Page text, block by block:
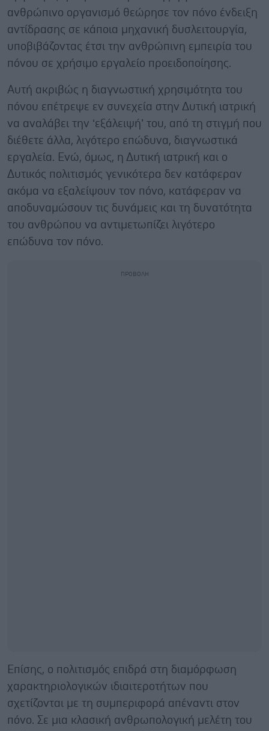
ανθρώπινο οργανισμό θεώρησε τον πόνο ένδειξη
αντίδρασης σε κάποια μηχανική δυσλειτουργία,
υποβιβάζοντας έτσι την ανθρώπινη εμπειρία του
πόνου σε χρήσιμο εργαλείο προειδοποίησης.
Αυτή ακριβώς η διαγνωστική χρησιμότητα του
πόνου επέτρεψε εν συνεχεία στην Δυτική ιατρική
να αναλάβει την ‘εξάλειψή’ του, από τη στιγμή που
διέθετε άλλα, λιγότερο επώδυνα, διαγνωστικά
εργαλεία. Ενώ, όμως, η Δυτική ιατρική και ο
Δυτικός πολιτισμός γενικότερα δεν κατάφεραν
ακόμα να εξαλείψουν τον πόνο, κατάφεραν να
αποδυναμώσουν τις δυνάμεις και τη δυνατότητα
του ανθρώπου να αντιμετωπίζει λιγότερο
επώδυνα τον πόνο.
Επίσης, ο πολιτισμός επιδρά στη διαμόρφωση
χαρακτηριολογικών ιδιαιτεροτήτων που
σχετίζονται με τη συμπεριφορά απέναντι στον
πόνο. Σε μια κλασική ανθρωπολογική μελέτη του